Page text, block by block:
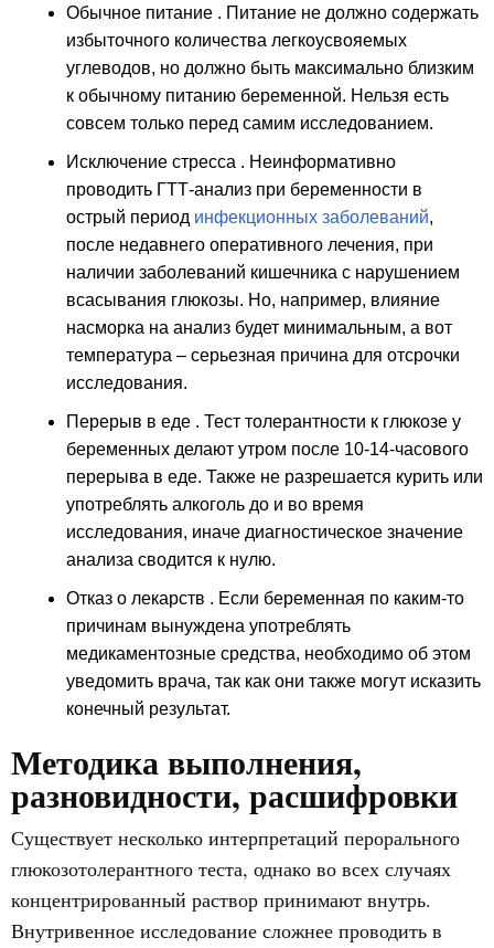
Обычное питание . Питание не должно содержать
избыточного количества легкоусвояемых
углеводов, но должно быть максимально близким
к обычному питанию беременной. Нельзя есть
совсем только перед самим исследованием.
Исключение стресса . Неинформативно
проводить ГТТ-анализ при беременности в
острый период инфекционных заболеваний,
после недавнего оперативного лечения, при
наличии заболеваний кишечника с нарушением
всасывания глюкозы. Но, например, влияние
насморка на анализ будет минимальным, а вот
температура – серьезная причина для отсрочки
исследования.
Перерыв в еде . Тест толерантности к глюкозе у
беременных делают утром после 10-14-часового
перерыва в еде. Также не разрешается курить или
употреблять алкоголь до и во время
исследования, иначе диагностическое значение
анализа сводится к нулю.
Отказ о лекарств . Если беременная по каким-то
причинам вынуждена употреблять
медикаментозные средства, необходимо об этом
уведомить врача, так как они также могут исказить
конечный результат.
Методика выполнения,
разновидности, расшифровки
Существует несколько интерпретаций перорального
глюкозотолерантного теста, однако во всех случаях
концентрированный раствор принимают внутрь.
Внутривенное исследование сложнее проводить в